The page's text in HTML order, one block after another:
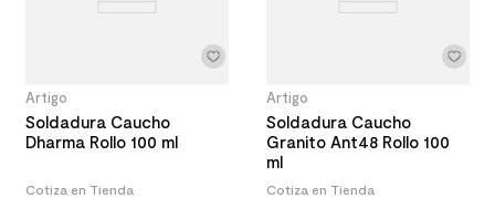
Artigo
Soldadura Caucho
Dharma Rollo 100 ml
Cotiza en Tienda
Artigo
Soldadura Caucho
Granito Ant48 Rollo 100
ml
Cotiza en Tienda